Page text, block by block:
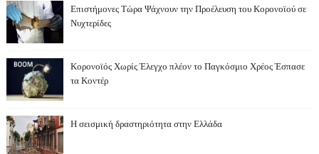
Επιστήμονες Τώρα Ψάχνουν την Προέλευση του Κορονοϊού σε
Νυχτερίδες
Κορονοϊός Χωρίς Έλεγχο πλέον το Παγκόσμιο Χρέος Έσπασε
τα Κοντέρ
Η σεισμική δραστηριότητα στην Ελλάδα